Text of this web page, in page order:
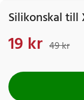
Silikonskal till
Nuvarande pris
19 kr 49 kr